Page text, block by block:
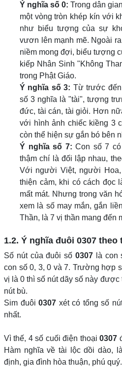
Ý nghĩa số 0: Trong dân
một vòng tròn khép kín với
như biểu tượng của sự
vươn lên mạnh mẽ. Ngoài
niềm mong đợi, biểu tượng
kiếp Nhân Sinh "Không
trong Phật Giáo.
Ý nghĩa số 3: Từ trước
số 3 nghĩa là "tài", tượng
đức, tài cán, tài giỏi. Hơn
với hình ảnh chiếc kiềng 3
còn thể hiện sự gắn bó bên
Ý nghĩa số 7: Con số 7
thậm chí là đối lập nhau,
Với người Việt, người
thiện cảm, khi có cách đọc
mất mát. Nhưng trong văn
xem là số may mắn, gắn
Thần, là 7 vị thần mang đến
1.2. Ý nghĩa đuôi 0307 theo
Số nút của đuôi số 0307là con
con số 0, 3, 0 và 7. Trường hợp
vị là 0 thì số nút dãy số này
nút bù.
Sim đuôi 0307 xét có tổng số
nhất.
Vì thế, 4 số cuối điện thoại0307
Hàm nghĩa về tài lộc dồi dào,
định, gia đình hòa thuận, phú quý.